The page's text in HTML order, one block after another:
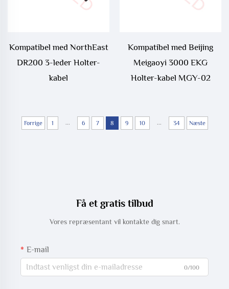
Kompatibel med NorthEast
DR200 3-leder Holter-
kabel
Kompatibel med Beijing
Meigaoyi 3000 EKG
Holter-kabel MGY-02
Forrige 1 ... 6 7 8 9 10 ... 34 Næste
Få et gratis tilbud
Vores repræsentant vil kontakte dig snart.
E-mail
0/100